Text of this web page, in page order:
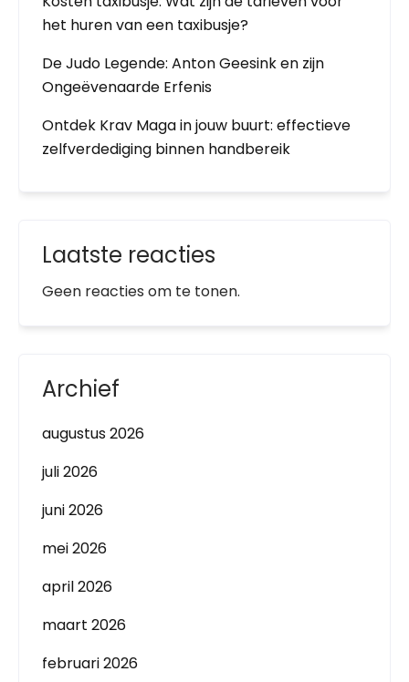
het huren van een taxibusje?
De Judo Legende: Anton Geesink en zijn
Ongeëvenaarde Erfenis
Ontdek Krav Maga in jouw buurt: effectieve
zelfverdediging binnen handbereik
Laatste reacties
Geen reacties om te tonen.
Archief
augustus 2026
juli 2026
juni 2026
mei 2026
april 2026
maart 2026
februari 2026